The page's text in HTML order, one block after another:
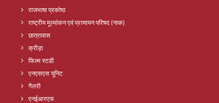
राजभाषा प्रकोष्ठ
राष्ट्रीय मूल्यांकन एवं प्रत्यायन परिषद (नाक)
छात्रावास
क्रीड़ा
फिल्म स्टडी
एनएसएस यूनिट
गैलरी
एनईआरएफ